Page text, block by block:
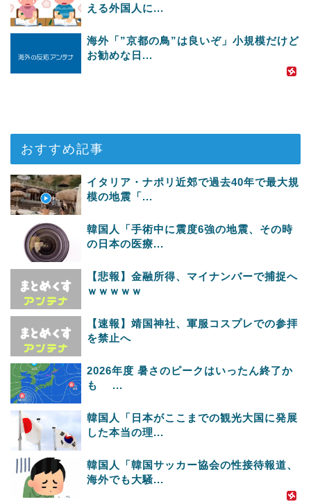
える外国人に...
海外「”京都の鳥”は良いぞ」小規模だけど
お勧めな日...
おすすめ記事
イタリア・ナポリ近郊で過去40年で最大規
模の地震「...
韓国人「手術中に震度6強の地震、その時
の日本の医療...
【悲報】金融所得、マイナンバーで捕捉へ
ｗｗｗｗｗ
【速報】靖国神社、軍服コスプレでの参拝
を禁止へ
2026年度 暑さのピークはいったん終了か
も ...
韓国人「日本がここまでの観光大国に発展
した本当の理...
韓国人「韓国サッカー協会の性接待報道、
海外でも大騒...